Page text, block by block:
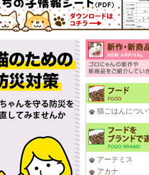
猫ごはんについ
アーテミス
アカナ